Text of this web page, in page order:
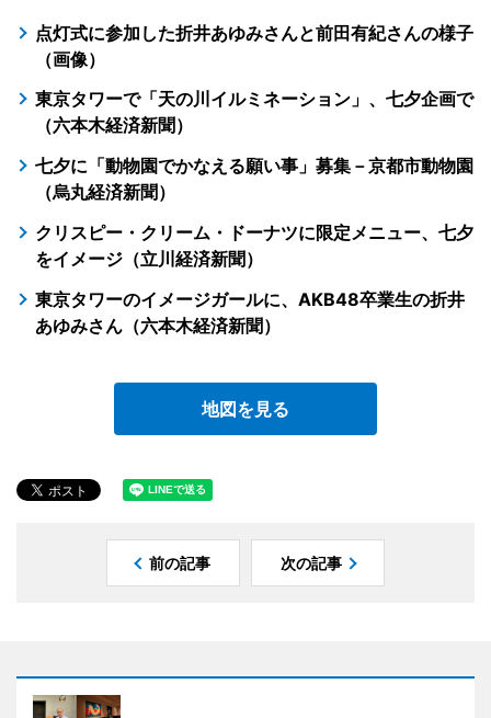
点灯式に参加した折井あゆみさんと前田有紀さんの様子
（画像）
東京タワーで「天の川イルミネーション」、七夕企画で
（六本木経済新聞）
七夕に「動物園でかなえる願い事」募集－京都市動物園
（烏丸経済新聞）
クリスピー・クリーム・ドーナツに限定メニュー、七夕
をイメージ（立川経済新聞）
東京タワーのイメージガールに、AKB48卒業生の折井
あゆみさん（六本木経済新聞）
地図を見る
前の記事 次の記事